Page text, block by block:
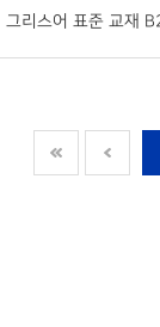
그리스어 표준 교재